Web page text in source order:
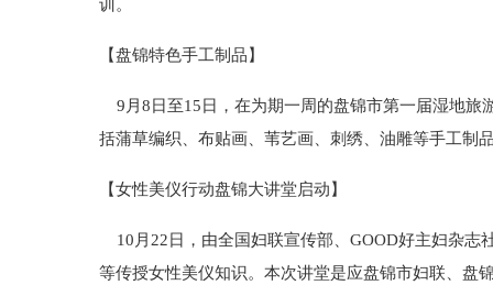
训。
【盘锦特色手工制品】
9月8日至15日，在为期一周的盘锦市第一届湿地旅
括蒲草编织、布贴画、苇艺画、刺绣、油雕等手工制
【女性美仪行动盘锦大讲堂启动】
10月22日，由全国妇联宣传部、GOOD好主妇杂志
等传授女性美仪知识。本次讲堂是应盘锦市妇联、盘